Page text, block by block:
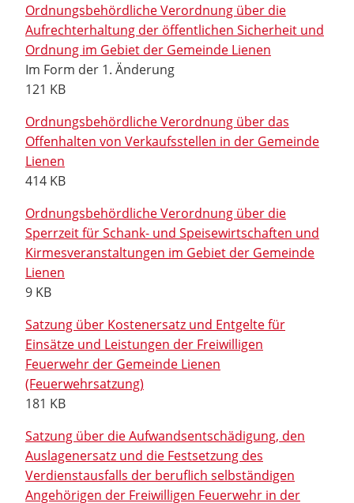
Ordnungsbehördliche Verordnung über die
Aufrechterhaltung der öffentlichen Sicherheit und
Ordnung im Gebiet der Gemeinde Lienen
Im Form der 1. Änderung
121 KB
Ordnungsbehördliche Verordnung über das
Offenhalten von Verkaufsstellen in der Gemeinde
Lienen
414 KB
Ordnungsbehördliche Verordnung über die
Sperrzeit für Schank- und Speisewirtschaften und
Kirmesveranstaltungen im Gebiet der Gemeinde
Lienen
9 KB
Satzung über Kostenersatz und Entgelte für
Einsätze und Leistungen der Freiwilligen
Feuerwehr der Gemeinde Lienen
(Feuerwehrsatzung)
181 KB
Satzung über die Aufwandsentschädigung, den
Auslagenersatz und die Festsetzung des
Verdienstausfalls der beruflich selbständigen
Angehörigen der Freiwilligen Feuerwehr in der